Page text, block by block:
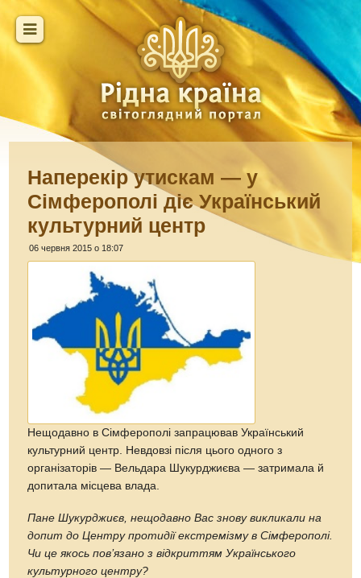
Наперекір утискам — у
Сімферополі діє Український
культурний центр
06 червня 2015 о 18:07
Нещодавно в Сімферополі запрацював Український
культурний центр. Невдовзі після цього одного з
організаторів — Вельдара Шукурджиєва — затримала й
допитала місцева влада.
Пане Шукурджиєв, нещодавно Вас знову викликали на
допит до Центру протидії екстремізму в Сімферополі.
Чи це якось пов’язано з відкриттям Українського
культурного центру?